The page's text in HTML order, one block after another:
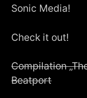
Sonic Media!
Check it out!
Compilation
Beatport